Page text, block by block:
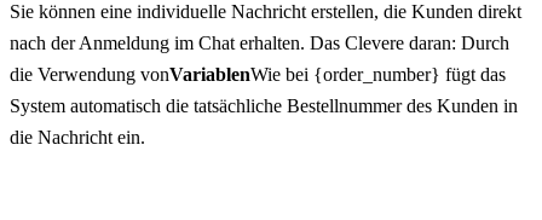
Sie können eine individuelle Nachricht erstellen, die Kunden direkt
nach der Anmeldung im Chat erhalten. Das Clevere daran: Durch
die Verwendung vonVariablenWie bei {order_number} fügt das
System automatisch die tatsächliche Bestellnummer des Kunden in
die Nachricht ein.